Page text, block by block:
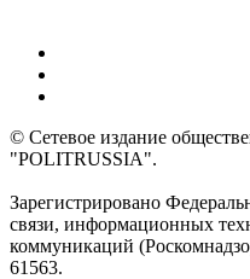
© Сетевое издание
"POLITRUSSIA".
Зарегистрировано
связи, информационных
коммуникаций
61563.